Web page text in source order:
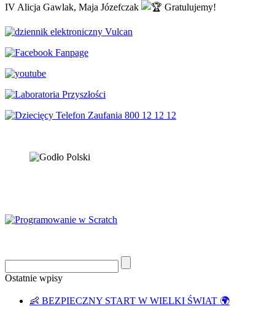
IV Alicja Gawlak, Maja Józefczak
Gratulujemy!
Ostatnie wpisy
👶 BEZPIECZNY START W WIELKI ŚWIAT 🌍